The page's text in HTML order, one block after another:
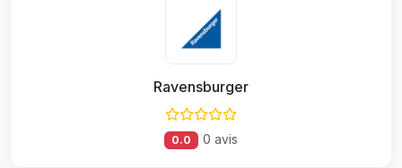
Ravensburger
0.0 0 avis